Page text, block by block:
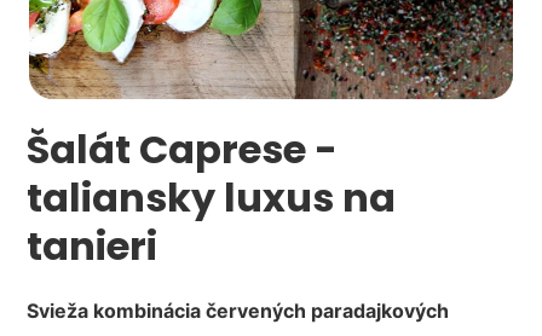
Šalát Caprese -
taliansky luxus na
tanieri
Svieža kombinácia červených paradajkových